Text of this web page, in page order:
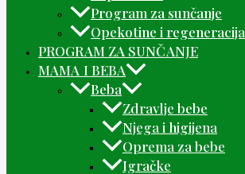
Program za sunčanje
Opekotine i regeneracija
PROGRAM ZA SUNČANJE
MAMA I BEBA
Beba
Zdravlje bebe
Njega i higijena
Oprema za bebe
Igračke